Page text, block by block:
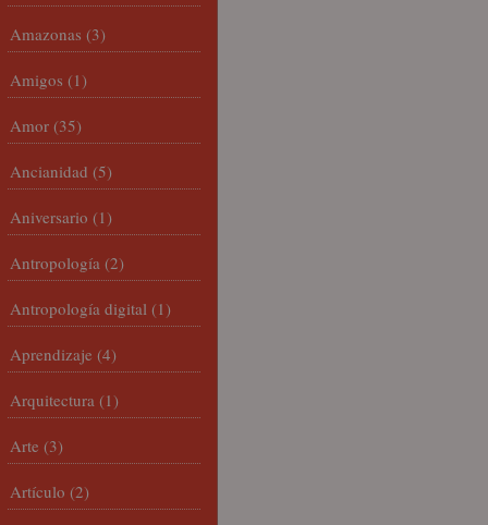
Amazonas (3)
Amigos (1)
Amor (35)
Ancianidad (5)
Aniversario (1)
Antropología (2)
Antropología digital (1)
Aprendizaje (4)
Arquitectura (1)
Arte (3)
Artículo (2)